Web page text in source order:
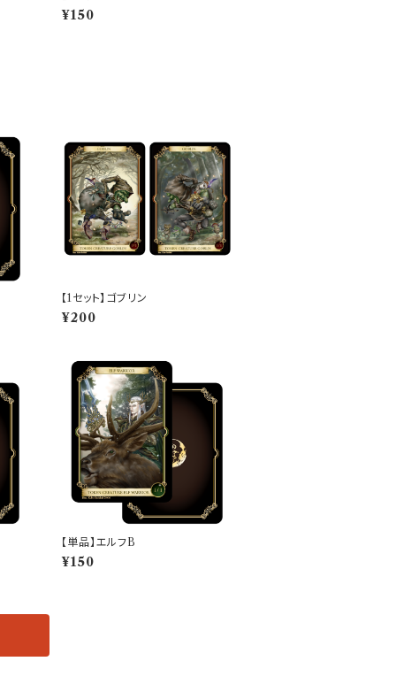
¥150
【1セット】ゴブリン
¥200
【単品】エルフB
¥150